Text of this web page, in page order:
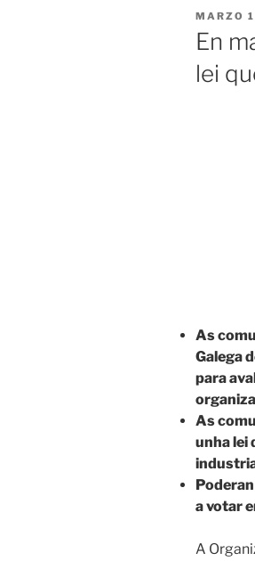
EL
MARZO
En
lei
As
Galega
para
As
unha lei
a votar
A